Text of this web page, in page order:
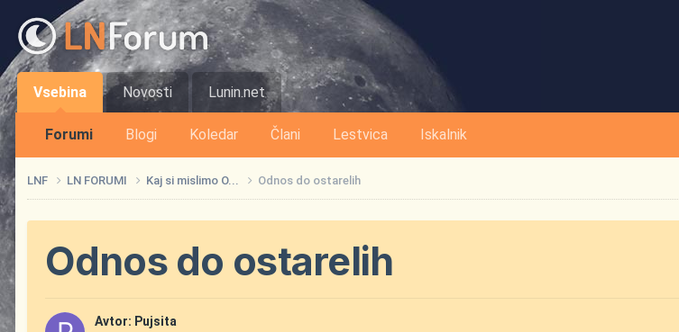
Vsebina
Forumi Blogi Koledar Člani Lestvica Iskalnik
Novosti Lunin.net
LNF LN FORUMI Kaj si mislimo O... Odnos do ostarelih
Odnos do ostarelih
Avtor: Pujsita